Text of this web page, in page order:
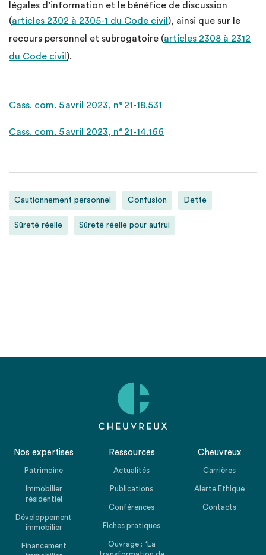
légales d’information et le bénéfice de discussion
(articles 2302 à 2305-1 du Code civil ), ainsi que sur le
recours personnel et subrogatoire (articles 2308 à 2312
du Code civil ).
Cass. com. 5 avril 2023, n° 21-18.531
Cass. com. 5 avril 2023, n° 21-14.166
Cautionnement personnel Confusion Dette
Sûreté réelle Sûreté réelle pour autrui
Nos expertises
Patrimoine
Immobilier
résidentiel
Développement
immobilier
Financement
Ressources
Actualités
Publications
Conférences
Fiches pratiques
Ouvrage : “La
Cheuvreux
Carrières
Alerte Ethique
Contacts